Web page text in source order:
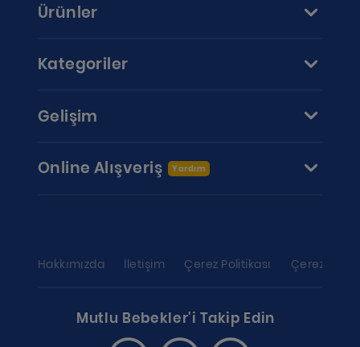
Ürünler
Kategoriler
Gelişim
Online Alışveriş Yardım
Hakkımızda İletişim Çerez Politikası Çerez
Mutlu Bebekler'i Takip Edin